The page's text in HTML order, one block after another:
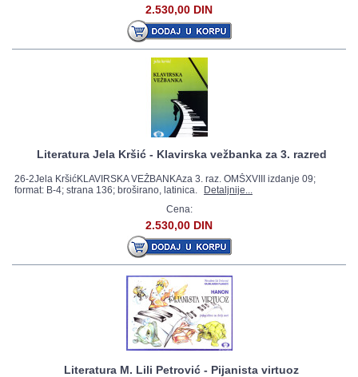
2.530,00 DIN
Literatura Jela Kršić - Klavirska vežbanka za 3. razred
26-2Jela KršićKLAVIRSKA VEŽBANKAza 3. raz. OMŠXVIII izdanje 09;
format: B-4; strana 136; broširano, latinica.
Detaljnije...
Cena:
2.530,00 DIN
Literatura M. Lili Petrović - Pijanista virtuoz